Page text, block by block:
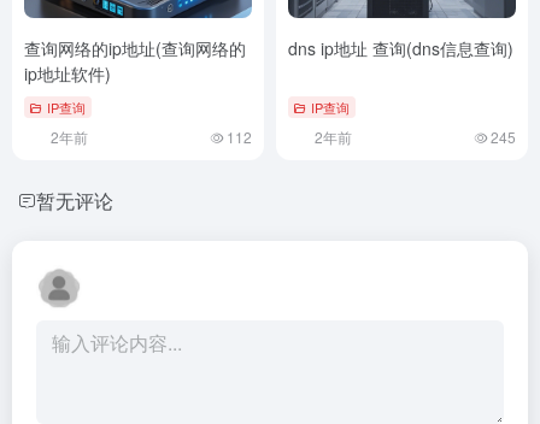
查询网络的ip地址(查询网络的
ip地址软件)
IP查询
2年前 112
dns ip地址 查询(dns信息查询)
IP查询
2年前 245
暂无评论